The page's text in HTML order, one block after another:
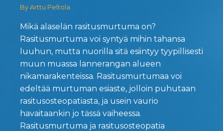
By Arttu Peltola
Mikä alaselän rasitusmurtuma on?
Rasitusmurtuma voi syntyä mihin tahansa
luuhun, mutta nuorilla sitä esiintyy tyypillisesti
muun muassa lannerangan alueen
nikamarakenteissa. Rasitusmurtumaa voi
edeltää murtuman esiaste, jolloin puhutaan
rasitusosteopatiasta, ja usein vaurio
havaitaankin jo tässä vaiheessa.
Rasitusmurtuma ja rasitusosteopatia